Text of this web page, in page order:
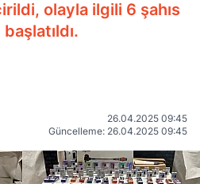
olayla ilgili 6 şahıs
26.04.2025 09:45
Güncelleme: 26.04.2025 09:45